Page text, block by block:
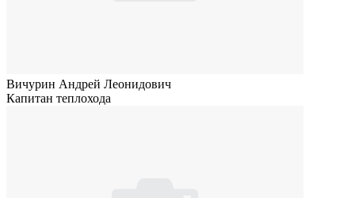
Вичурин Андрей Леонидович
Капитан теплохода